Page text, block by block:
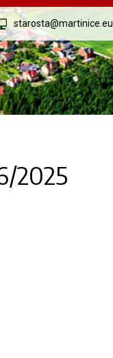
starosta@martinice.eu
2025